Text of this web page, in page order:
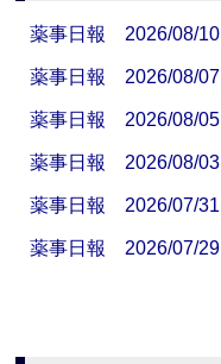
薬事日報 2026/08/10
薬事日報 2026/08/07
薬事日報 2026/08/05
薬事日報 2026/08/03
薬事日報 2026/07/31
薬事日報 2026/07/29